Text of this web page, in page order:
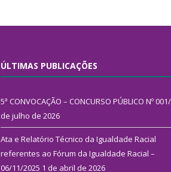
ÚLTIMAS PUBLICAÇÕES
5ª CONVOCAÇÃO – CONCURSO PÚBLICO Nº
de julho de 2026
Ata e Relatório Técnico da Igualdade Racial
referentes ao Fórum da Igualdade Racial –
06/11/2025 1 de abril de 2026